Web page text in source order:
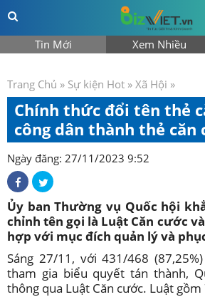
Tin Mới Xem Nhiều
Trang Chủ » Sự kiện Hot » Xã Hội »
Chính thức đổi tên thẻ
công dân thành thẻ căn
Ngày đăng: 27/11/2023 9:52
Ủy ban Thường vụ Quốc hội
chỉnh tên gọi là Luật Căn cước
hợp với mục đích quản lý và
Sáng 27/11, với 431/468
tham gia biểu quyết tán thành,
thông qua Luật Căn cước. Luật